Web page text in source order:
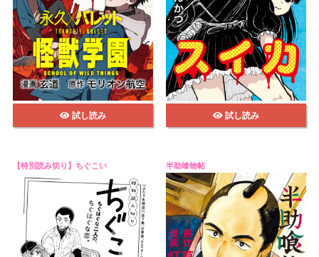
試し読み 試し読み
【特別読み切り】ちぐこい 半助喰物帖